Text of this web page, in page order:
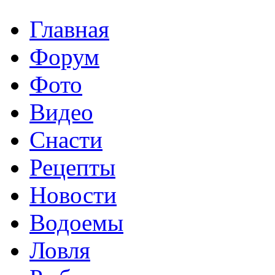
Главная
Форум
Фото
Видео
Снасти
Рецепты
Новости
Водоемы
Ловля